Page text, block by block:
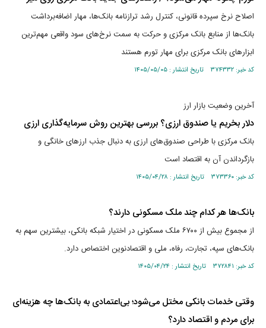
اصلاح نرخ سپرده قانونی، کنترل رشد ترازنامه بانک‌ها، مهار اضافه‌برداشت
بانک‌ها از منابع بانک مرکزی و حرکت به سمت نرخ‌های سود واقعی مهم‌ترین
ابزارهای بانک مرکزی برای مهار تورم هستند
کد خبر: ۳۷۴۳۳۲ تاریخ انتشار : ۱۴۰۵/۰۵/۰۵
آخرین وضعیت بازار ارز
دلار بخریم یا صندوق ارزی؟ بررسی بهترین روش سرمایه‌گذاری ارزی
بانک مرکزی با طراحی صندوق‌های ارزی به دنبال جذب ارزهای خانگی و
بازگرداندن آن به اقتصاد است
کد خبر: ۳۷۳۳۶۰ تاریخ انتشار : ۱۴۰۵/۰۴/۲۸
بانک‌ها هر کدام چند ملک مسکونی دارند؟
از مجموع بیش از ۶۷۰۰ ملک مسکونی در اختیار شبکه بانکی، بیشترین سهم به
بانک‌های سپه، تجارت، رفاه، ملی و اقتصادنوین اختصاص دارد.
کد خبر: ۳۷۲۸۴۱ تاریخ انتشار : ۱۴۰۵/۰۴/۲۴
وقتی خدمات بانکی مختل می‌شود؛ بی‌اعتمادی به بانک‌ها چه هزینه‌ای
برای مردم و اقتصاد دارد؟